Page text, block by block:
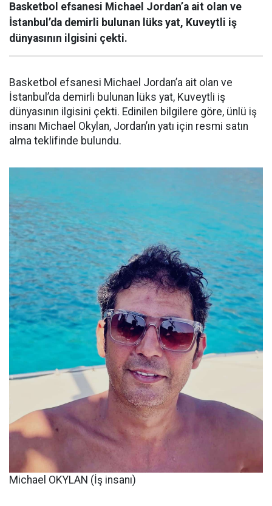
Basketbol efsanesi Michael Jordan’a ait olan ve
İstanbul’da demirli bulunan lüks yat, Kuveytli iş
dünyasının ilgisini çekti.
Basketbol efsanesi Michael Jordan’a ait olan ve
İstanbul’da demirli bulunan lüks yat, Kuveytli iş
dünyasının ilgisini çekti. Edinilen bilgilere göre, ünlü iş
insanı Michael Okylan, Jordan’ın yatı için resmi satın
alma teklifinde bulundu.
Michael OKYLAN (İş insanı)